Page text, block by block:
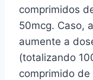
comprimidos
50mcg. Caso,
aumente a
(totalizando
comprimido de